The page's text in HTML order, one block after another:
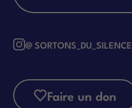
@ SORTONS_DU_SILENCE_
Faire un don